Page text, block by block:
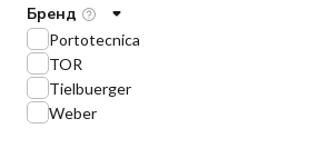
Бренд
Portotecnica
TOR
Tielbuerger
Weber